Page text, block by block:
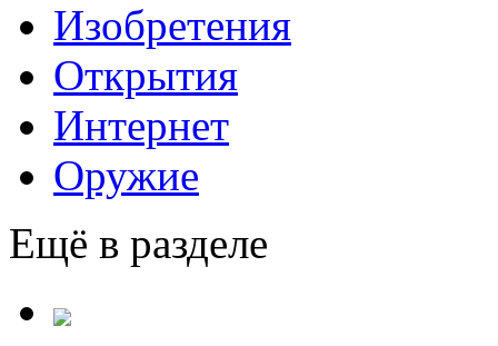
Изобретения
Открытия
Интернет
Оружие
Ещё в разделе